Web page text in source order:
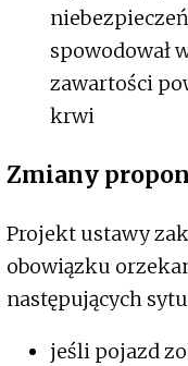
spowodował
zawartości
krwi
Zmiany
Projekt ustawy
obowiązku
następujących
jeśli pojazd